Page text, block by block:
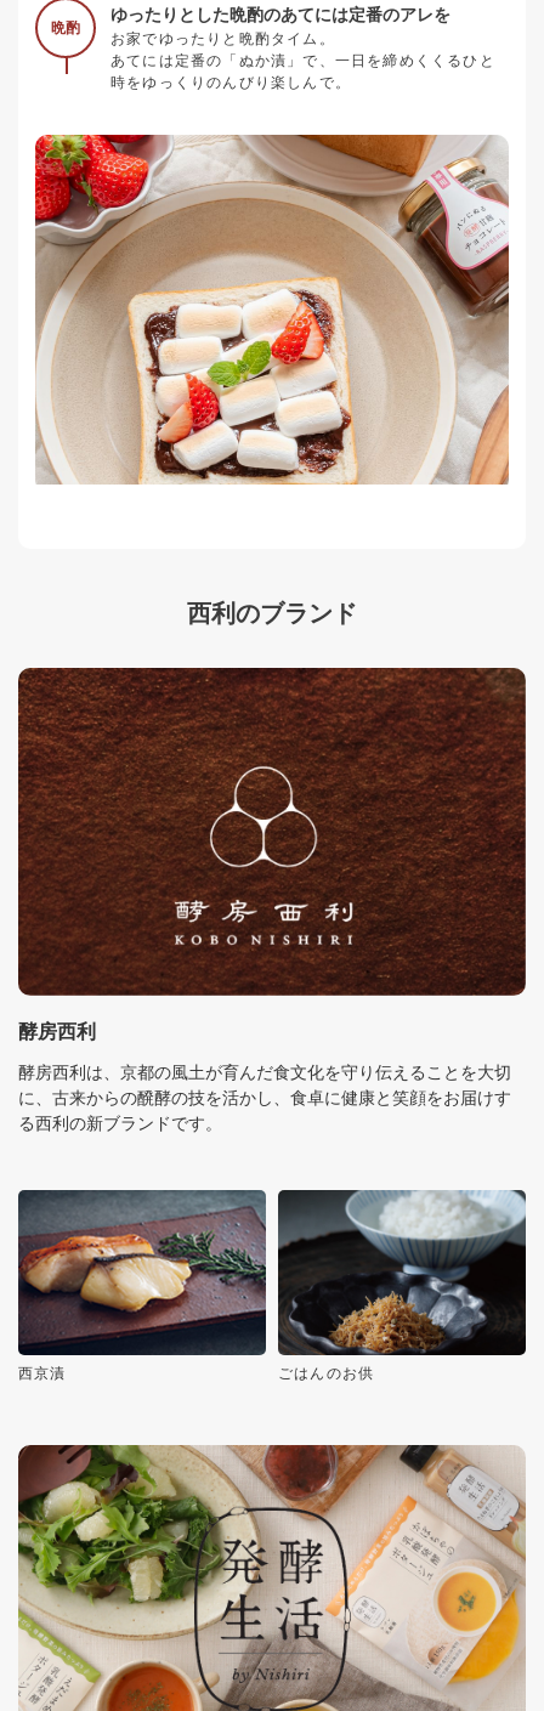
晩酌
ゆったりとした晩酌のあてには定番のアレを
お家でゆったりと晩酌タイム。
あてには定番の「ぬか漬」で、一日を締めくくるひと
時をゆっくりのんびり楽しんで。
西利のブランド
酵房西利
酵房西利は、京都の風土が育んだ食文化を守り伝えることを大切
に、古来からの醗酵の技を活かし、食卓に健康と笑顔をお届けす
る西利の新ブランドです。
西京漬 ごはんのお供